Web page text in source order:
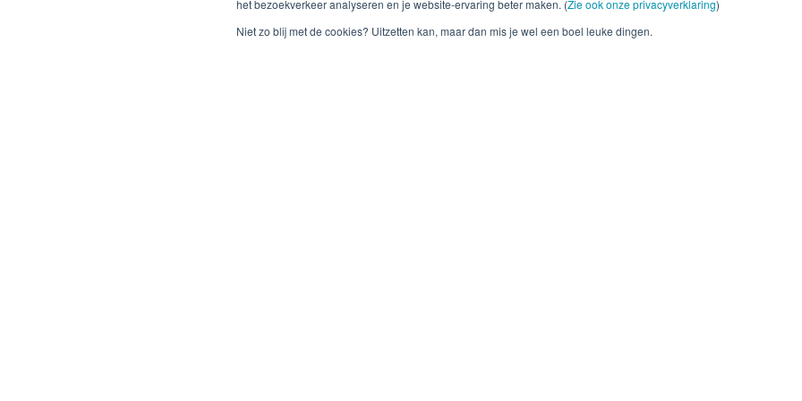
het bezoekverkeer analyseren en je website-ervaring beter maken. (Zie ook onze privacyverklaring)
Niet zo blij met de cookies? Uitzetten kan, maar dan mis je wel een boel leuke dingen.
De informatie van Stichting Je Leefstijl Als Medicijn over leefstijl, ziektes en